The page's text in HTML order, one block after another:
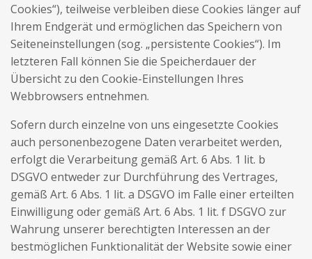
Cookies“), teilweise verbleiben diese Cookies länger auf
Ihrem Endgerät und ermöglichen das Speichern von
Seiteneinstellungen (sog. „persistente Cookies“). Im
letzteren Fall können Sie die Speicherdauer der
Übersicht zu den Cookie-Einstellungen Ihres
Webbrowsers entnehmen.
Sofern durch einzelne von uns eingesetzte Cookies
auch personenbezogene Daten verarbeitet werden,
erfolgt die Verarbeitung gemäß Art. 6 Abs. 1 lit. b
DSGVO entweder zur Durchführung des Vertrages,
gemäß Art. 6 Abs. 1 lit. a DSGVO im Falle einer erteilten
Einwilligung oder gemäß Art. 6 Abs. 1 lit. f DSGVO zur
Wahrung unserer berechtigten Interessen an der
bestmöglichen Funktionalität der Website sowie einer